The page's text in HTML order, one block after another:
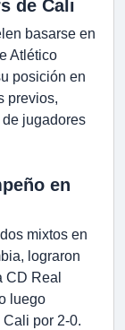
de Cali
basarse en
Atlético
posición en
previos,
jugadores
en
mixtos en
lograron
CD Real
luego
por 2-0.